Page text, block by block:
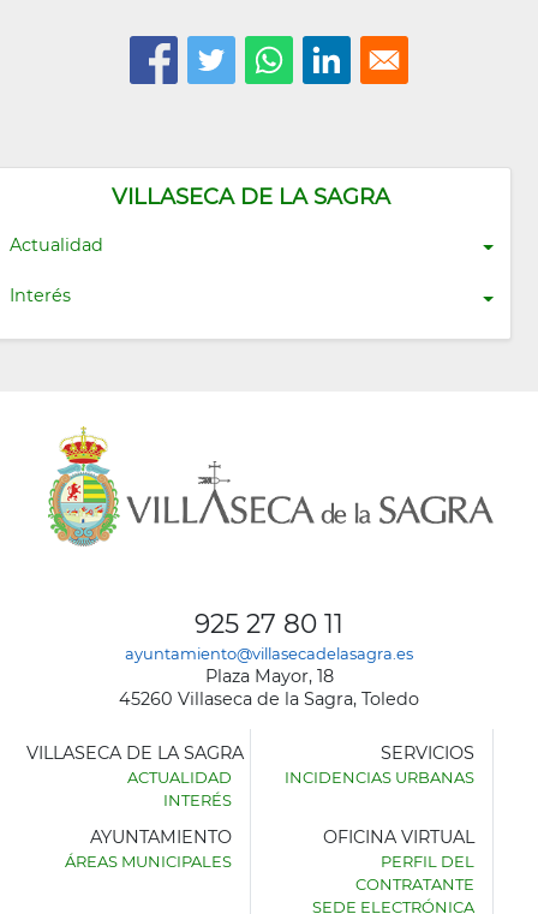
VILLASECA DE LA SAGRA
Actualidad
Interés
925 27 80 11
ayuntamiento@villasecadelasagra.es
Plaza Mayor, 18
45260 Villaseca de la Sagra, Toledo
AYUNTAMIENTO
VILLASECA DE LA SAGRA
ACTUALIDAD
INTERÉS
SERVICIOS
INCIDENCIAS URBANAS
AYUNTAMIENTO
ÁREAS MUNICIPALES
OFICINA VIRTUAL
PERFIL DEL
CONTRATANTE
SEDE ELECTRÓNICA